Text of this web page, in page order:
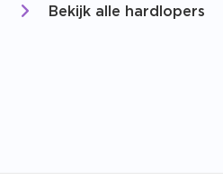
Bekijk alle hardlopers